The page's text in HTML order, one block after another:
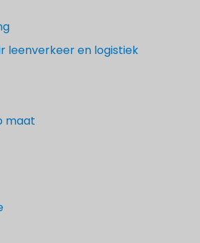
leenverkeer en logistiek
maat